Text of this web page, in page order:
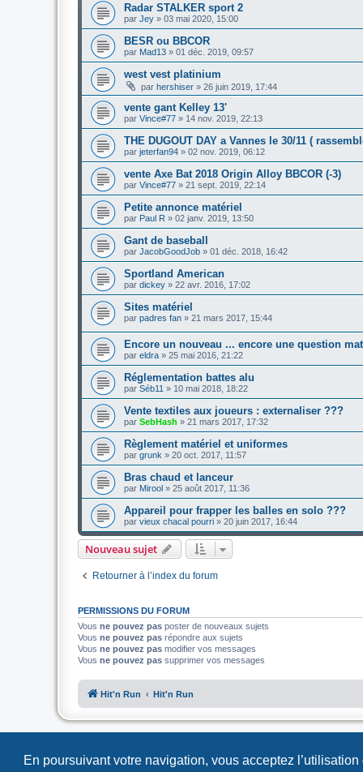
En poursuivant votre navigation, vous acceptez l’utilisation
Radar STALKER sport 2
par Jey » 03 mai 2020, 15:00
BESR ou BBCOR
par Mad13 » 01 déc. 2019, 09:57
west vest platinium
par hershiser » 26 juin 2019, 17:44
vente gant Kelley 13'
par Vince#77 » 14 nov. 2019, 22:13
THE DUGOUT DAY a Vannes le 30/11 (
par jeterfan94 » 02 nov. 2019, 06:12
vente Axe Bat 2018 Origin Alloy BBCOR (-3)
par Vince#77 » 21 sept. 2019, 22:14
Petite annonce matériel
par Paul R » 02 janv. 2019, 13:50
Gant de baseball
par JacobGoodJob » 01 déc. 2018, 16:42
Sportland American
par dickey » 22 avr. 2016, 17:02
Sites matériel
par padres fan » 21 mars 2017, 15:44
Encore un nouveau ... encore une question
par eldra » 25 mai 2016, 21:22
Réglementation battes alu
par Séb11 » 10 mai 2018, 18:22
Vente textiles aux joueurs : externaliser ???
par SebHash » 21 mars 2017, 17:32
Règlement matériel et uniformes
par grunk » 20 oct. 2017, 11:57
Bras chaud et lanceur
par Mirool » 25 août 2017, 11:36
Appareil pour frapper les balles en solo ???
par vieux chacal pourri » 20 juin 2017, 16:44
Nouveau sujet
Retourner à l’index du forum
PERMISSIONS DU FORUM
Vous ne pouvez pas poster de nouveaux sujets
Vous ne pouvez pas répondre aux sujets
Vous ne pouvez pas modifier vos messages
Vous ne pouvez pas supprimer vos messages
Hit'n Run Hit'n Run